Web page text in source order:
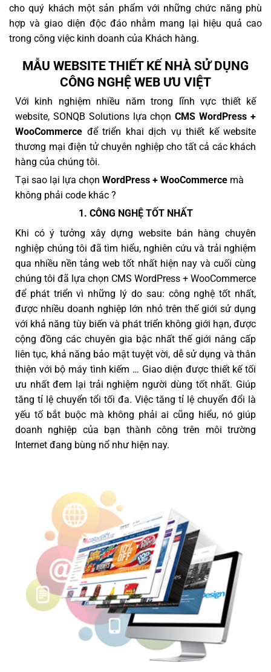
cho quý khách một sản phẩm với những chức năng phù
hợp và giao diện độc đáo nhằm mang lại hiệu quả cao
trong công việc kinh doanh của Khách hàng.
MẪU WEBSITE THIẾT KẾ NHÀ SỬ DỤNG
CÔNG NGHỆ WEB ƯU VIỆT
Với kinh nghiệm nhiều năm trong lĩnh vực thiết kế
website, SONQB Solutions lựa chọnCMS WordPress +
WooCommerce để triển khai dịch vụ thiết kế website
thương mại điện tử chuyên nghiệp cho tất cả các khách
hàng của chúng tôi.
Tại sao lại lựa chọn WordPress + WooCommerce mà
không phải code khác ?
1. CÔNG NGHỆ TỐT NHẤT
Khi có ý tưởng xây dựng website bán hàng chuyên
nghiệp chúng tôi đã tìm hiểu, nghiên cứu và trải nghiệm
qua nhiều nền tảng web tốt nhất hiện nay và cuối cùng
chúng tôi đã lựa chọn CMS WordPress + WooCommerce
để phát triển vì những lý do sau: công nghệ tốt nhất,
được nhiều doanh nghiệp lớn nhỏ trên thế giới sử dụng
với khả năng tùy biến và phát triển không giới hạn, được
cộng đồng các chuyên gia bậc nhất thế giới nâng cấp
liên tục, khả năng bảo mật tuyệt vời, dễ sử dụng và thân
thiện với bộ máy tình kiếm … Giao diện được thiết kế tối
ưu nhất đem lại trải nghiệm người dùng tốt nhất. Giúp
tăng tỉ lệ chuyển tổi tối đa. Việc tăng tỉ lệ chuyển đổi là
yếu tố bắt buộc mà không phải ai cũng hiểu, nó giúp
doanh nghiệp của bạn thành công trên môi trường
Internet đang bùng nổ như hiện nay.